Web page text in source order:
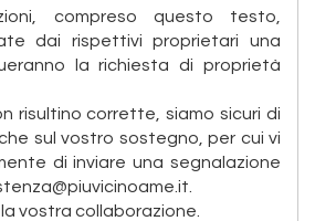
compreso questo testo,
dai rispettivi proprietari una
la richiesta di proprietà
risultino corrette, siamo sicuri di
sul vostro sostegno, per cui vi
di inviare una segnalazione
vostra collaborazione.